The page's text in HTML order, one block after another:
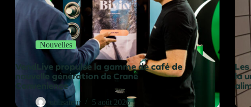
Nouvelles
VendLive propulse la gamme de café de
nouvelle génération de Crane
Convenience
utilisateur 5 août 2026
la